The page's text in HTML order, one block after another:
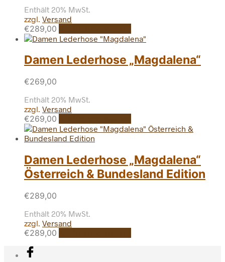
gewählt
Enthält 20% MwSt.
zzgl. Versand
€289,00
Produkt
mehrere
Varianten
auf
der
Produktseite
Damen Lederhose „Magdalena“
€269,00
Enthält 20% MwSt.
zzgl. Versand
€269,00
Produkt
Varianten
auf.
Die
Damen Lederhose „Magdalena“
Österreich & Bundesland Edition
€289,00
Enthält 20% MwSt.
zzgl. Versand
€289,00